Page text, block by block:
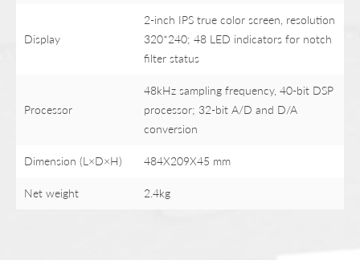
Display
2-inch IPS true color screen, resolution
320*240; 48 LED indicators for notch
filter status
Processor
48kHz sampling frequency, 40-bit DSP
processor; 32-bit A/D and D/A
conversion
Dimension (L×D×H) 484X209X45 mm
Net weight 2.4kg